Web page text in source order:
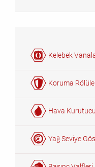
Kelebek
Koruma
Hava
Yağ Seviye